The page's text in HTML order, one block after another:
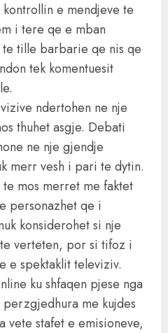
e mendjeve te
i tere qe e mban
tille barbarie qe nis qe
tek komentuesit
ndertohen ne nje
thuhet asgje. Debati
ne nje gjendje
merr vesh i pari te dytin.
mos merret me faktet
personazhet qe i
konsiderohet si nje
verteten, por si tifoz i
e spektaklit televiziv.
ku shfaqen pjese nga
me kujdes
vete stafet e emisioneve,